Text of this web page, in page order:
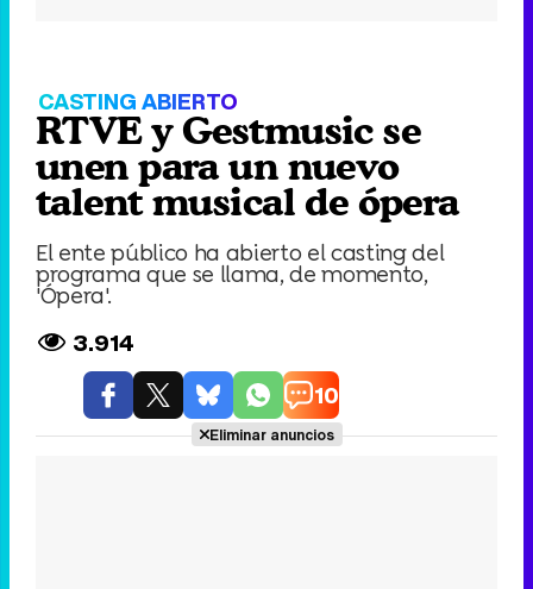
Play
Video
CASTING ABIERTO
RTVE y Gestmusic se
unen para un nuevo
talent musical de ópera